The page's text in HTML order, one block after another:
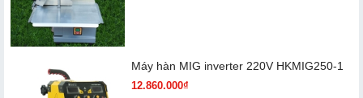
Máy hàn MIG inverter 220V HKMIG250-1
12.860.000₫